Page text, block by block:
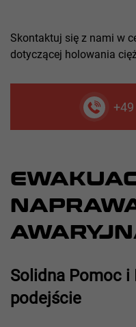
Skontaktuj się z nami w
dotyczącej holowania
Solidna Pomoc i
podejście